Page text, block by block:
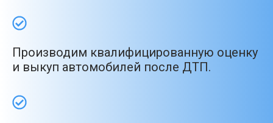
Производим квалифицированную оценку
и выкуп автомобилей после ДТП.